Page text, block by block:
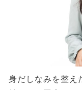
身だしなみを整え